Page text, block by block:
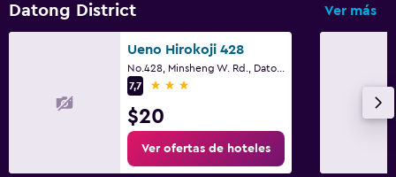
Datong District Ver más
Ueno Hirokoji 428
7,7
3 estrellas
$20
Ver ofertas de hoteles